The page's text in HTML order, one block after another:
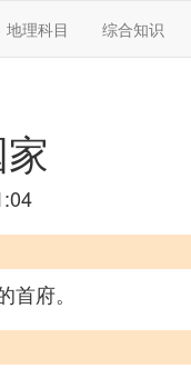
地理科目 综合知识
府。